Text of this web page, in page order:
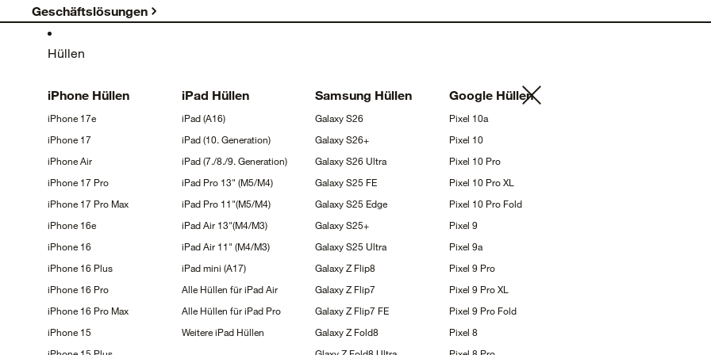
Geschäftslösungen
Hüllen
iPhone Hüllen
iPhone 17e
iPhone 17
iPhoneAir
iPhone 17 Pro
iPhone 17 Pro Max
iPhone 16e
iPhone 16
iPhone 16 Plus
iPhone 16 Pro
iPhone 16 Pro Max
iPhone 15
iPad Hüllen
iPad(A16)
iPad (10.Generation)
iPad (7./8./9.Generation)
iPad Pro 13" (M5/M4)
iPad Pro 11"(M5/M4)
iPad Air 13"(M4/M3)
iPad Air 11" (M4/M3)
iPad mini (A17)
Alle Hüllen für iPadAir
Alle Hüllen für iPad Pro
Weitere iPad Hüllen
Samsung Hüllen
GalaxyS26
GalaxyS26+
Galaxy S26Ultra
Galaxy S25 FE
Galaxy S25 Edge
GalaxyS25+
Galaxy S25 Ultra
Galaxy Z Flip8
Galaxy Z Flip7
Galaxy Z Flip7 FE
Galaxy Z Fold8
Google Hüllen
Pixel 10a
Pixel 10
Pixel 10 Pro
Pixel 10 ProXL
Pixel 10 Pro Fold
Pixel 9
Pixel 9a
Pixel 9 Pro
Pixel 9 ProXL
Pixel 9 Pro Fold
Pixel 8